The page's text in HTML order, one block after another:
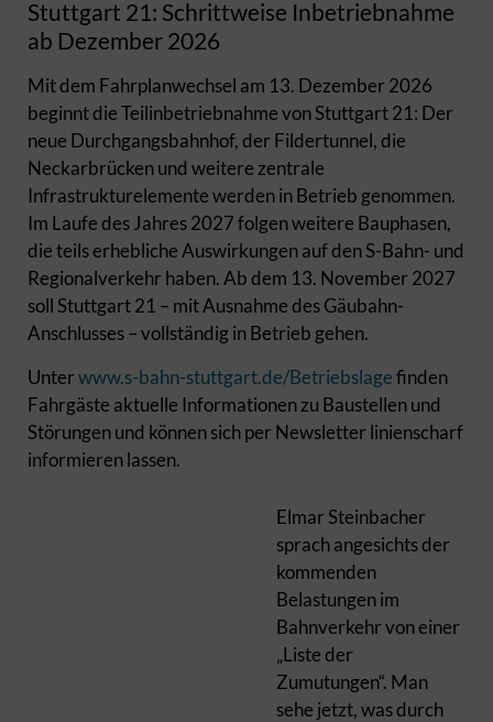
Stuttgart 21: Schrittweise Inbetriebnahme
ab Dezember 2026
Mit dem Fahrplanwechsel am 13. Dezember 2026
beginnt die Teilinbetriebnahme von Stuttgart 21: Der
neue Durchgangsbahnhof, der Fildertunnel, die
Neckarbrücken und weitere zentrale
Infrastrukturelemente werden in Betrieb genommen.
Im Laufe des Jahres 2027 folgen weitere Bauphasen,
die teils erhebliche Auswirkungen auf den S-Bahn- und
Regionalverkehr haben. Ab dem 13. November 2027
soll Stuttgart 21 – mit Ausnahme des Gäubahn-
Anschlusses – vollständig in Betrieb gehen.
Unterwww.s-bahn-stuttgart.de/Betriebslagefinden
Fahrgäste aktuelle Informationen zu Baustellen und
Störungen und können sich per Newsletter linienscharf
informieren lassen.
Elmar Steinbacher
sprach angesichts der
kommenden
Belastungen im
Bahnverkehr von einer
„Liste der
Zumutungen“. Man
sehe jetzt, was durch